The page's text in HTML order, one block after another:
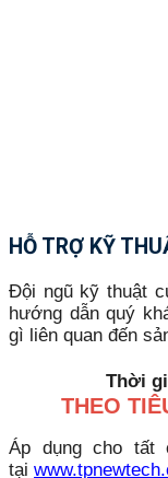
HỖ TRỢ KỸ
Đội ngũ kỹ thuật
hướng dẫn quý
gì liên quan đến
Thời
THEO
Áp dụng cho tất
tại